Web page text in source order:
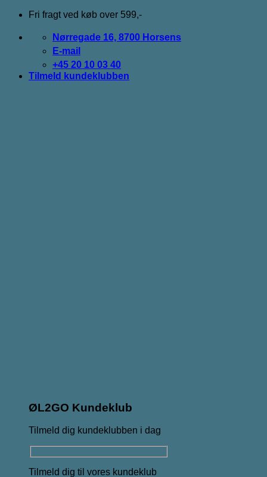
Fortsæt
indhold
Fri fragt ved køb over 599,-
Nørregade 16, 8700 Horsens
E-mail
+45 20 10 03 40
Tilmeld kundeklubben
ØL2GO Kundeklub
Tilmeld dig kundeklubben i dag
Tilmeld dig til vores kundeklub